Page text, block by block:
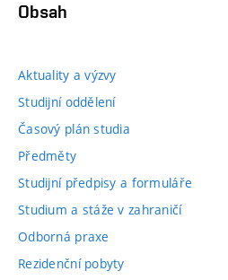
Obsah
Aktuality a výzvy
Studijní oddělení
Časový plán studia
Předměty
Studijní předpisy a formuláře
Studium a stáže v zahraničí
Odborná praxe
Rezidenční pobyty